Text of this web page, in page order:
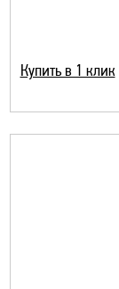
Купить в 1 клик